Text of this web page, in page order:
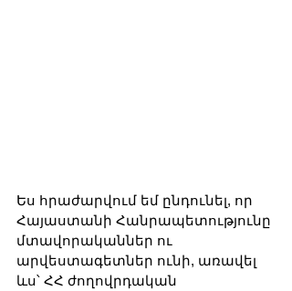
Ես հրաժարվում եմ ընդունել, որ
Հայաստանի Հանրապետությունը
մտավորականներ ու
արվեստագետներ ունի, առավել
ևս՝ ՀՀ ժողովրդական